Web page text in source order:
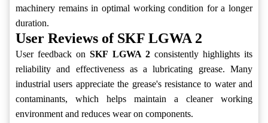
machinery remains in optimal working condition for a longer
duration.
User Reviews of SKF LGWA 2
User feedback onSKF LGWA 2consistently highlights its
reliability and effectiveness as a lubricating grease. Many
industrial users appreciate the grease's resistance to water and
contaminants, which helps maintain a cleaner working
environment and reduces wear on components.